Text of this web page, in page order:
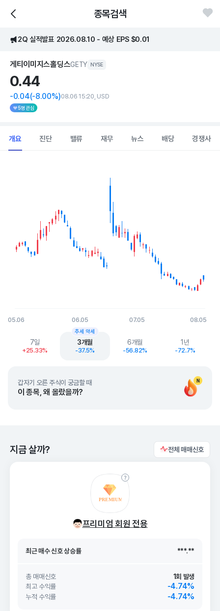
종목검색
2Q 실적발표 2026.08.10 - 예상 EPS $0.01
게티이미지스홀딩스GETY NYSE
0.44
-0.04(-8.00%)08.06 15:20, USD
5명 관심
개요 진단 밸류 재무 뉴스 배당 경쟁사
The chart has 1 X axis displaying Time. Data ranges from
05.06 06.05 07.05 08.05
End of interactive chart.
7일
+25.33%
3개월
-37.5%
추세 약세
6개월
-56.82%
1년
-72.7%
N
갑자기 오른 주식이 궁금할 때
이 종목, 왜 올랐을까?
지금 살까? 전체 매매신호
프리미엄 회원 전용
최근 매수 신호 상승률
최근 매수 신호26. 08/07 ***.**
총 매매신호
1회 발생
최고 수익률
-4.74%
누적 수익률 -4.74%